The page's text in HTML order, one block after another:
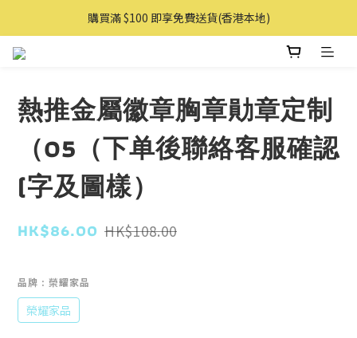
購買滿 $100 即享免費送貨(香港本地)
購買滿 $100 即享免費送貨(香港本地)
熱推金屬徽章胸章勛章定制
（05（下单後聯絡客服確認
(字及圖樣）
HK$86.00 HK$108.00
品牌 : 榮耀家品
榮耀家品